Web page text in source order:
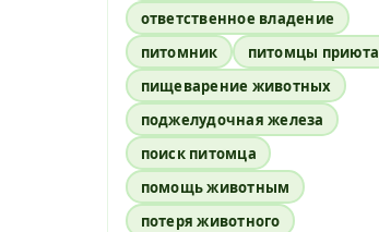
ответственное владение
питомник
питомцы приюта
пищеварение животных
поджелудочная железа
поиск питомца
помощь животным
потеря животного